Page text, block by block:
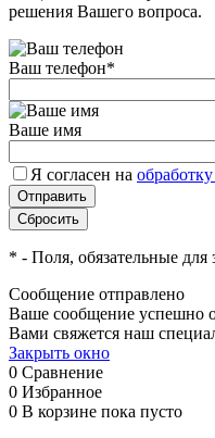
решения Вашего вопроса.
Ваш телефон*
Ваше имя
Я согласен на
* - Поля, обязательные для
Сообщение отправлено
Ваше сообщение успешно
Вами свяжется наш
Закрыть окно
0 Сравнение
0 Избранное
0 В корзине пока пусто